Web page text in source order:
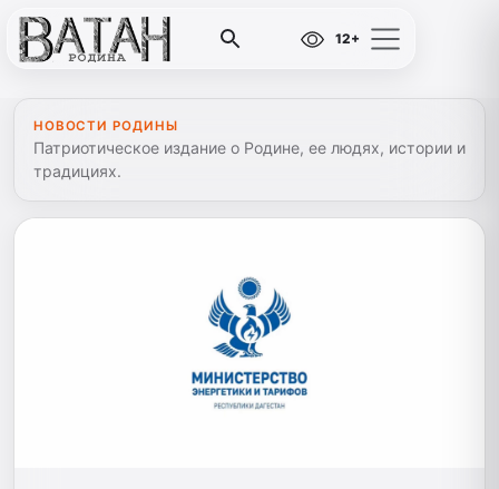
12+
НОВОСТИ РОДИНЫ
Патриотическое издание о Родине, ее людях, истории и
традициях.